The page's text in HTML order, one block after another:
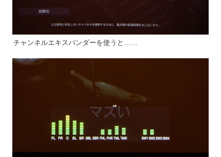
チャンネルエキスパンダーを使うと……